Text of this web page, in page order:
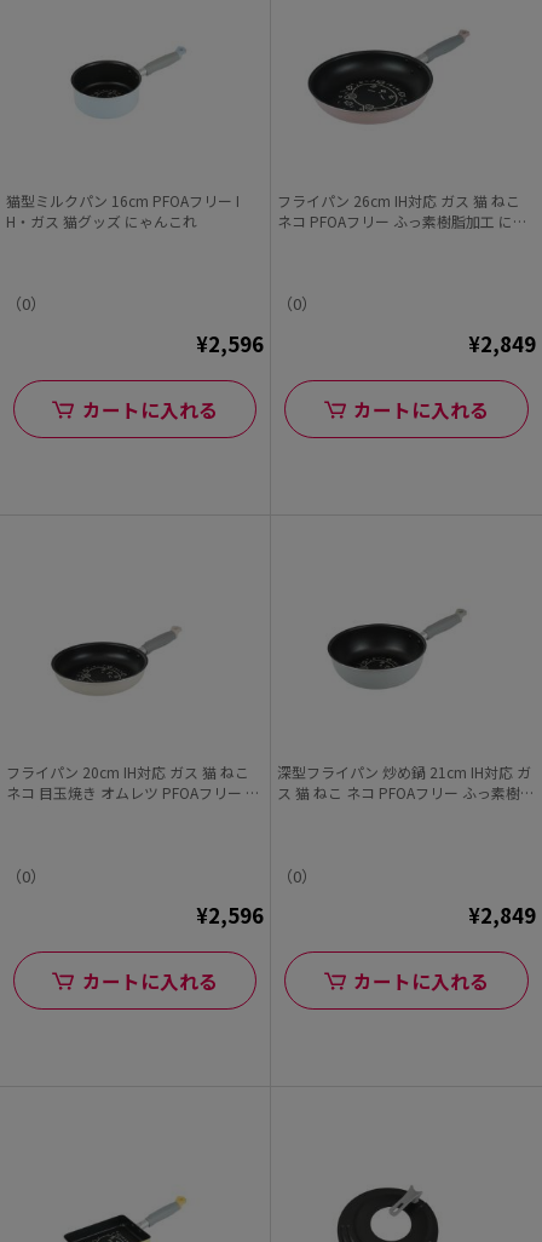
猫型ミルクパン 16cm PFOAフリー I
H・ガス 猫グッズ にゃんこれ
（0）
¥2,596
カートに入れる
フライパン 26cm IH対応 ガス 猫 ねこ
ネコ PFOAフリー ふっ素樹脂加工 にゃ
（0）
¥2,849
カートに入れる
フライパン 20cm IH対応 ガス 猫 ねこ
ネコ 目玉焼き オムレツ PFOAフリー ふ
（0）
¥2,596
カートに入れる
深型フライパン 炒め鍋 21cm IH対応 ガ
ス 猫 ねこ ネコ PFOAフリー ふっ素樹脂
（0）
¥2,849
カートに入れる